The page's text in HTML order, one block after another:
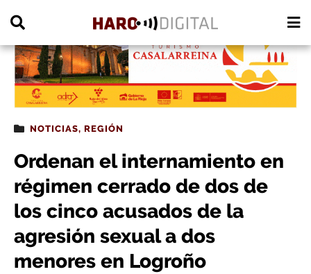
NOTICIAS, REGIÓN
Ordenan el internamiento en
régimen cerrado de dos de
los cinco acusados de la
agresión sexual a dos
menores en Logroño